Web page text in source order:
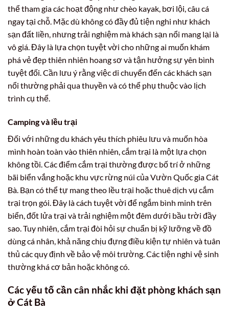
thể tham gia các hoạt động như chèo kayak, bơi lội, câu cá
ngay tại chỗ. Mặc dù không có đầy đủ tiện nghi như khách
sạn đất liền, nhưng trải nghiệm mà khách sạn nổi mang lại là
vô giá. Đây là lựa chọn tuyệt vời cho những ai muốn khám
phá vẻ đẹp thiên nhiên hoang sơ và tận hưởng sự yên bình
tuyệt đối. Cần lưu ý rằng việc di chuyển đến các khách sạn
nổi thường phải qua thuyền và có thể phụ thuộc vào lịch
trình cụ thể.
Camping và lều trại
Đối với những du khách yêu thích phiêu lưu và muốn hòa
mình hoàn toàn vào thiên nhiên, cắm trại là một lựa chọn
không tồi. Các điểm cắm trại thường được bố trí ở những
bãi biển vắng hoặc khu vực rừng núi của Vườn Quốc gia Cát
Bà. Bạn có thể tự mang theo lều trại hoặc thuê dịch vụ cắm
trại trọn gói. Đây là cách tuyệt vời để ngắm bình minh trên
biển, đốt lửa trại và trải nghiệm một đêm dưới bầu trời đầy
sao. Tuy nhiên, cắm trại đòi hỏi sự chuẩn bị kỹ lưỡng về đồ
dùng cá nhân, khả năng chịu đựng điều kiện tự nhiên và tuân
thủ các quy định về bảo vệ môi trường. Các tiện nghi vệ sinh
thường khá cơ bản hoặc không có.
Các yếu tố cần cân nhắc khi đặt phòng khách sạn
ở Cát Bà